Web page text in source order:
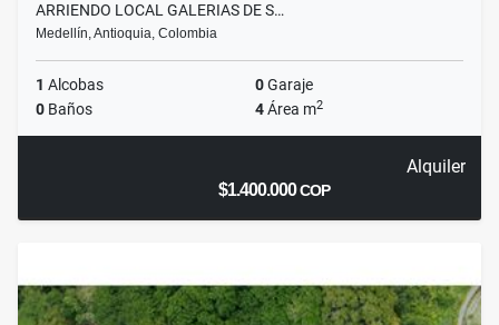
ARRIENDO LOCAL GALERIAS DE S…
Medellín, Antioquia, Colombia
1 Alcobas 0Garaje
0 Baños 4Área m2
Alquiler
$1.400.000COP